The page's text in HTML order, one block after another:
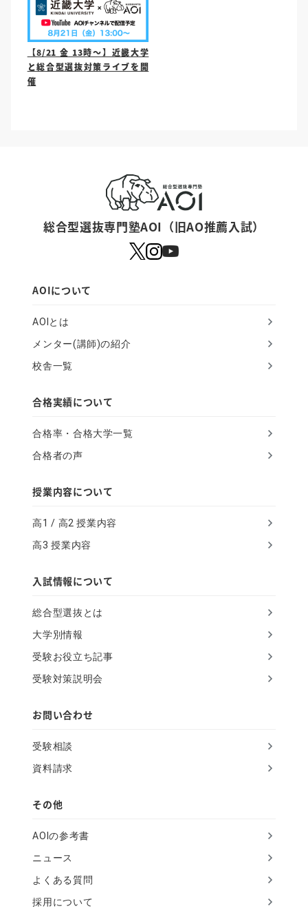
【8/21 金 13時〜】近畿大学
と総合型選抜対策ライブを開
催
総合型選抜専門塾AOI（旧AO推薦入試）
AOIについて
AOIとは
メンター(講師)の紹介
校舎一覧
合格実績について
合格率・合格大学一覧
合格者の声
授業内容について
高1 / 高2 授業内容
高3 授業内容
入試情報について
総合型選抜とは
大学別情報
受験お役立ち記事
受験対策説明会
お問い合わせ
受験相談
資料請求
その他
AOIの参考書
ニュース
よくある質問
採用について